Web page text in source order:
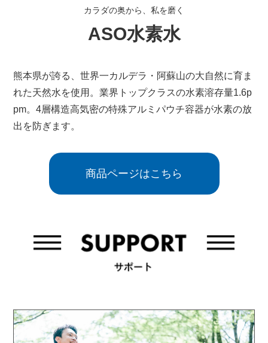
カラダの奥から、私を磨く
ASO水素水
熊本県が誇る、世界一カルデラ・阿蘇山の大自然に育ま
れた天然水を使用。業界トップクラスの水素溶存量1.6p
pm。4層構造高気密の特殊アルミパウチ容器が水素の放
出を防ぎます。
商品ページはこちら